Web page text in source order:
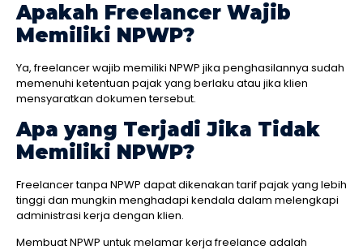
Apakah Freelancer Wajib
Memiliki NPWP?
Ya, freelancer wajib memiliki NPWP jika penghasilannya sudah
memenuhi ketentuan pajak yang berlaku atau jika klien
mensyaratkan dokumen tersebut.
Apa yang Terjadi Jika Tidak
Memiliki NPWP?
Freelancer tanpa NPWP dapat dikenakan tarif pajak yang lebih
tinggi dan mungkin menghadapi kendala dalam melengkapi
administrasi kerja dengan klien.
Membuat NPWP untuk melamar kerja freelance adalah